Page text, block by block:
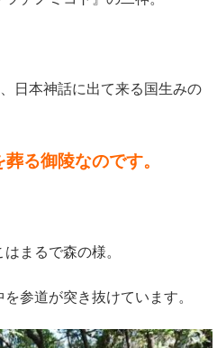
日本神話に出て来る国生みの
葬る御陵なのです。
まるで森の様。
参道が突き抜けています。